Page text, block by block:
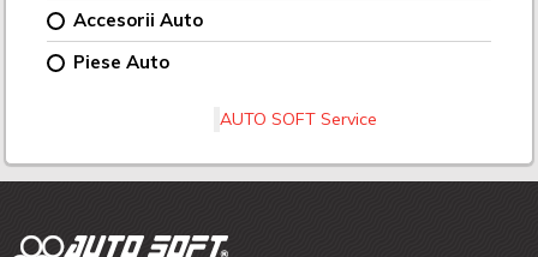
Accesorii Auto
Piese Auto
AUTO SOFT Service